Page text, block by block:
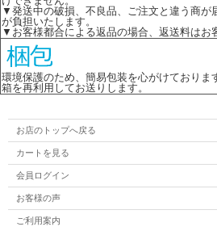
▼発送中の破損、不良品、ご注文と違う商が
が負担いたします。
▼お客様都合による返品の場合、返送料はお
環境保護のため、簡易包装を心がけておりま
箱を再利用してお送りします。
お店のトップへ戻る
カートを見る
会員ログイン
お客様の声
ご利用案内